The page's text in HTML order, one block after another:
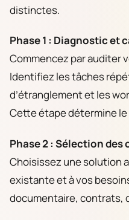
distinctes.
Phase 1 : Diagnostic et
Commencez par auditer
Identifiez les tâches
d’étranglement et les
Cette étape détermine le
Phase 2 : Sélection des
Choisissez une solution
existante et à vos
documentaire, contrats,